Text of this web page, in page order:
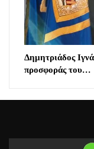
Δημητριάδος
προσφοράς του…